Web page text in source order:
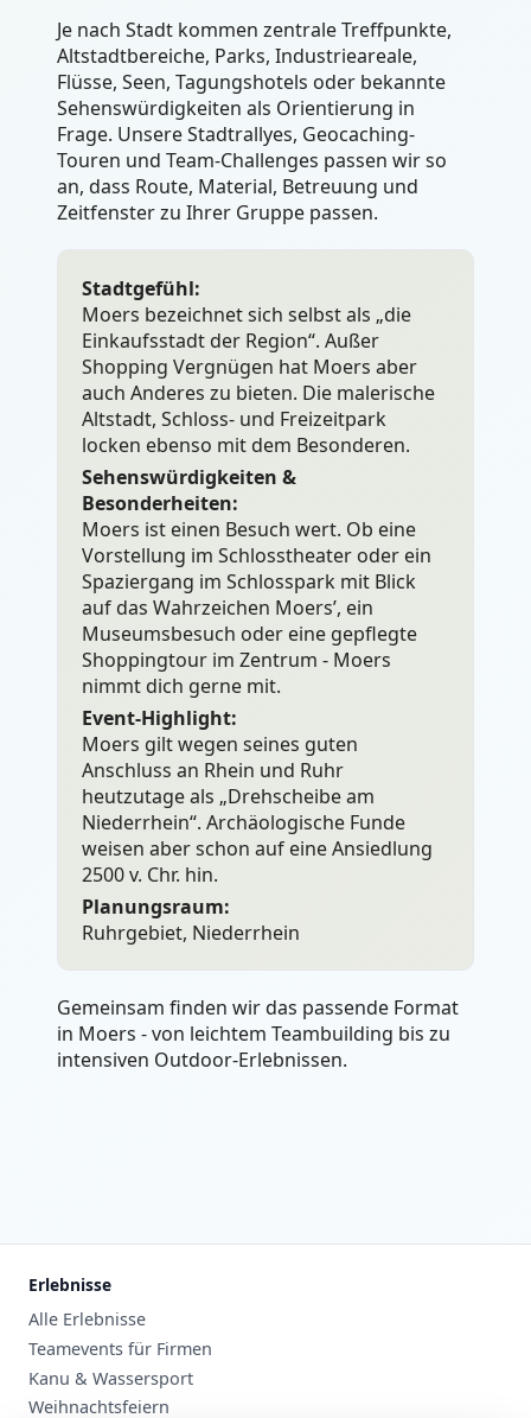
Je nach Stadt kommen zentrale Treffpunkte,
Altstadtbereiche, Parks, Industrieareale,
Flüsse, Seen, Tagungshotels oder bekannte
Sehenswürdigkeiten als Orientierung in
Frage. Unsere Stadtrallyes, Geocaching-
Touren und Team-Challenges passen wir so
an, dass Route, Material, Betreuung und
Zeitfenster zu Ihrer Gruppe passen.
Stadtgefühl:
Moers bezeichnet sich selbst als „die
Einkaufsstadt der Region“. Außer
Shopping Vergnügen hat Moers aber
auch Anderes zu bieten. Die malerische
Altstadt, Schloss- und Freizeitpark
locken ebenso mit dem Besonderen.
Sehenswürdigkeiten &
Besonderheiten:
Moers ist einen Besuch wert. Ob eine
Vorstellung im Schlosstheater oder ein
Spaziergang im Schlosspark mit Blick
auf das Wahrzeichen Moers’, ein
Museumsbesuch oder eine gepflegte
Shoppingtour im Zentrum - Moers
nimmt dich gerne mit.
Event-Highlight:
Moers gilt wegen seines guten
Anschluss an Rhein und Ruhr
heutzutage als „Drehscheibe am
Niederrhein“. Archäologische Funde
weisen aber schon auf eine Ansiedlung
2500 v. Chr. hin.
Planungsraum:
Ruhrgebiet, Niederrhein
Gemeinsam finden wir das passende Format
in Moers - von leichtem Teambuilding bis zu
intensiven Outdoor-Erlebnissen.
Erlebnisse
Alle Erlebnisse
Teamevents für Firmen
Kanu & Wassersport
Weihnachtsfeiern